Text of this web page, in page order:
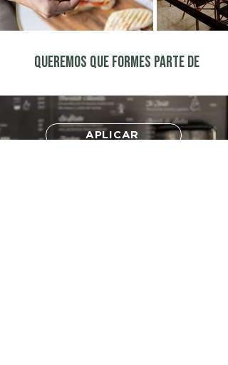
QUEREMOS QUE FORMES PARTE DE
APLICAR